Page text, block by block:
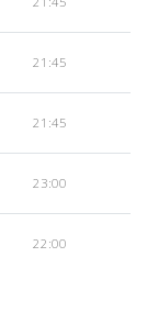
21:45
21:45
23:00
22:00